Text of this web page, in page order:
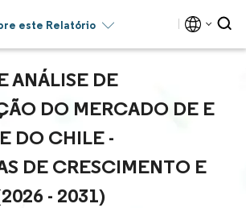
este Relatório
ANÁLISE DE
DO MERCADO DE E
DO CHILE -
DE CRESCIMENTO E
- 2031)